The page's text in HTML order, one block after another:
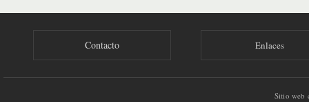
Contacto Enlaces
Sitio web